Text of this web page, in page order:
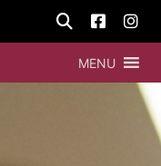
MENU